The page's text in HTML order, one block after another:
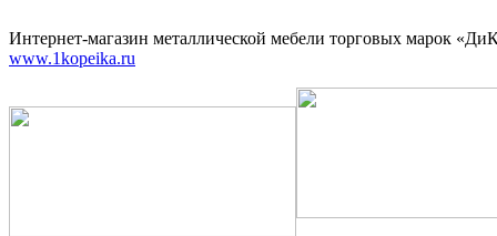
Интернет-магазин металлической мебели торговых марок
www.1kopeika.ru